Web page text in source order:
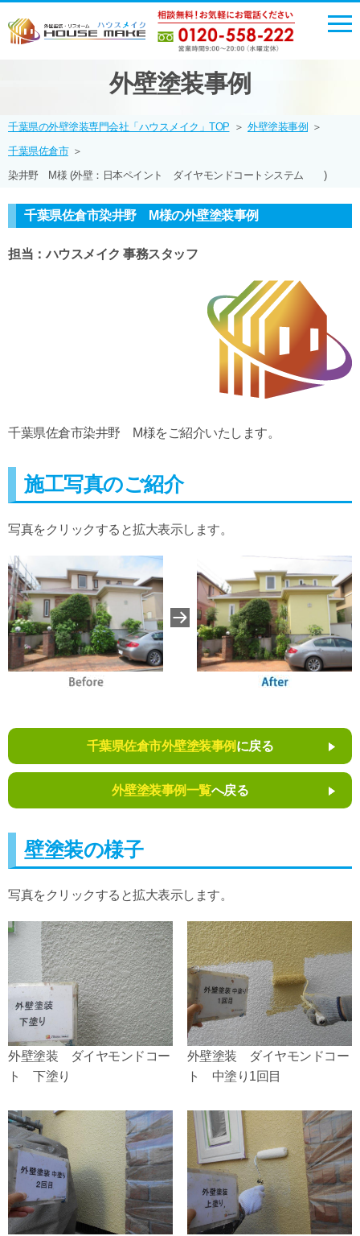
外壁塗装事例
千葉県の外壁塗装専門会社「ハウスメイク」TOP ＞ 外壁塗装事例
＞
千葉県佐倉市 ＞
染井野 M様 (外壁：日本ペイント ダイヤモンドコートシステム )
千葉県佐倉市染井野 M様の外壁塗装事例
担当：ハウスメイク 事務スタッフ
千葉県佐倉市染井野 M様をご紹介いたします。
施工写真のご紹介
写真をクリックすると拡大表示します。
千葉県佐倉市外壁塗装事例 に戻る
外壁塗装事例一覧へ戻る
壁塗装の様子
写真をクリックすると拡大表示します。
外壁塗装 ダイヤモンドコー
ト 下塗り
外壁塗装 ダイヤモンドコー
ト 中塗り1回目